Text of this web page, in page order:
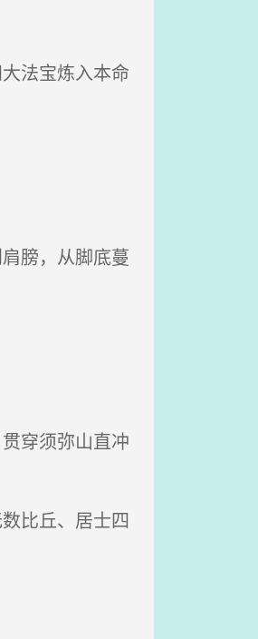
法宝炼入本命
膀，从脚底蔓
穿须弥山直冲
比丘、居士四